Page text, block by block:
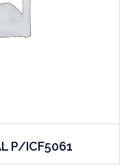
P/ICF5061